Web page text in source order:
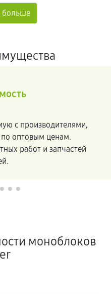
c производителями,
оптовым ценам.
работ и запчастей
моноблоков